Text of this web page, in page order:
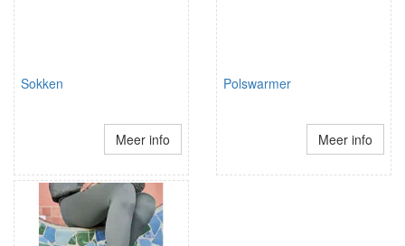
Sokken
Meer info
Polswarmer
Meer info